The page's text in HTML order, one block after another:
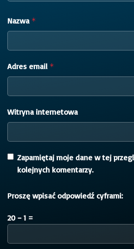
Nazwa *
Adres email *
Witryna internetowa
Zapamiętaj moje dane w tej
kolejnych komentarzy.
Proszę wpisać odpowiedź cyframi:
20 − 1 =